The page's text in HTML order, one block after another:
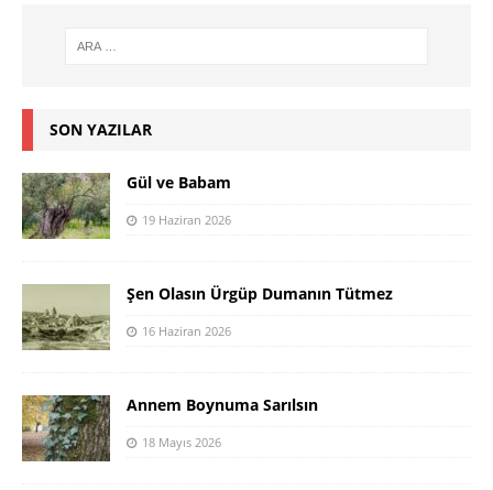
SON YAZILAR
Gül ve Babam
19 Haziran 2026
Şen Olasın Ürgüp Dumanın Tütmez
16 Haziran 2026
Annem Boynuma Sarılsın
18 Mayıs 2026